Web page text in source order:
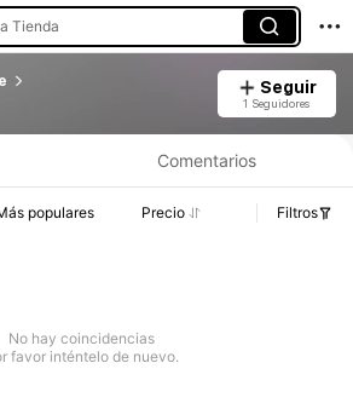
Tienda
Seguir
1 Seguidores
Comentarios
populares Precio Filtros
No hay coincidencias
favor inténtelo de nuevo.